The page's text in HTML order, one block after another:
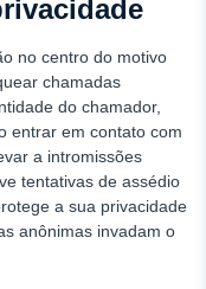
no centro do motivo
chamadas
do chamador,
entrar em contato com
a intromissões
tentativas de assédio
a sua privacidade
anônimas invadam o